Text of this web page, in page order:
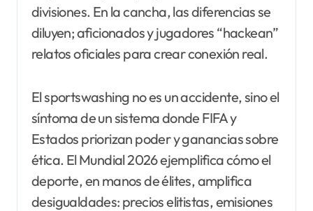
divisiones. En la cancha, las diferencias se
diluyen; aficionados y jugadores “hackean”
relatos oficiales para crear conexión real.
El sportswashing no es un accidente, sino el
síntoma de un sistema donde FIFA y
Estados priorizan poder y ganancias sobre
ética. El Mundial 2026 ejemplifica cómo el
deporte, en manos de élites, amplifica
desigualdades: precios elitistas, emisiones